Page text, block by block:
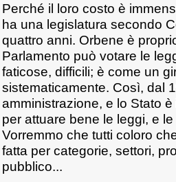
Perché il loro costo è
ha una legislatura secondo
quattro anni. Orbene è
Parlamento può votare le
faticose, difficili; è come un
sistematicamente. Così, dal
amministrazione, e lo Stato
per attuare bene le leggi, e
Vorremmo che tutti coloro
fatta per categorie, settori,
pubblico...